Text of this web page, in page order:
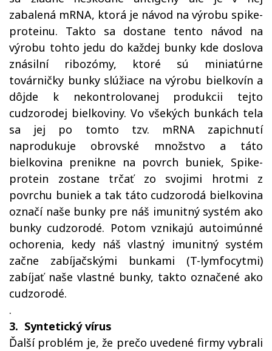
zabalená mRNA, ktorá je návod na výrobu spike-
proteinu. Takto sa dostane tento návod na
výrobu tohto jedu do každej bunky kde doslova
znásilní ribozómy, ktoré sú miniatúrne
továrničky bunky slúžiace na výrobu bielkovín a
dôjde k nekontrolovanej produkcii tejto
cudzorodej bielkoviny. Vo všekých bunkách tela
sa jej po tomto tzv. mRNA zapichnutí
naprodukuje obrovské množstvo a táto
bielkovina prenikne na povrch buniek, Spike-
protein zostane trčať zo svojimi hrotmi z
povrchu buniek a tak táto cudzorodá bielkovina
označí naše bunky pre náš imunitný systém ako
bunky cudzorodé. Potom vznikajú autoimúnné
ochorenia, kedy náš vlastný imunitný systém
začne zabíjačskými bunkami (T-lymfocytmi)
zabíjať naše vlastné bunky, takto označené ako
cudzorodé.
.
3. Syntetický vírus
Ďalší problém je, že prečo uvedené firmy vybrali